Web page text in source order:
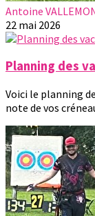
Antoine
22 mai 2026
Planning des
Voici le planning
note de vos